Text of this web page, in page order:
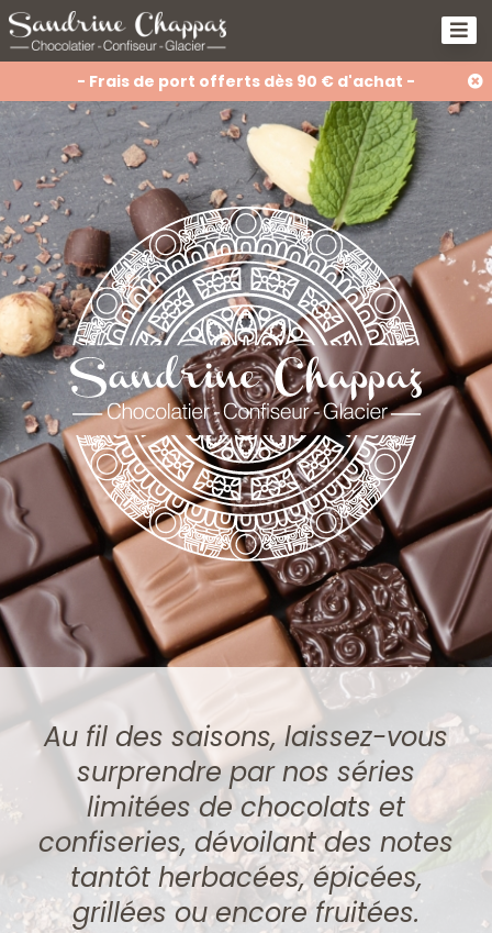
- Frais de port offerts dès 90 € d'achat -
Au fil des saisons, laissez-vous
surprendre par nos séries
limitées de chocolats et
confiseries, dévoilant des notes
tantôt herbacées, épicées,
grillées ou encore fruitées.